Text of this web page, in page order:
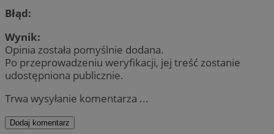
Błąd:
Wynik:
Opinia została pomyślnie dodana.
Po przeprowadzeniu weryfikacji, jej treść zostanie
udostępniona publicznie.
Trwa wysyłanie komentarza ...
Dodaj komentarz